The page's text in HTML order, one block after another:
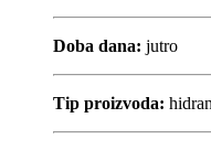
Doba dana: jutro
Tip proizvoda: